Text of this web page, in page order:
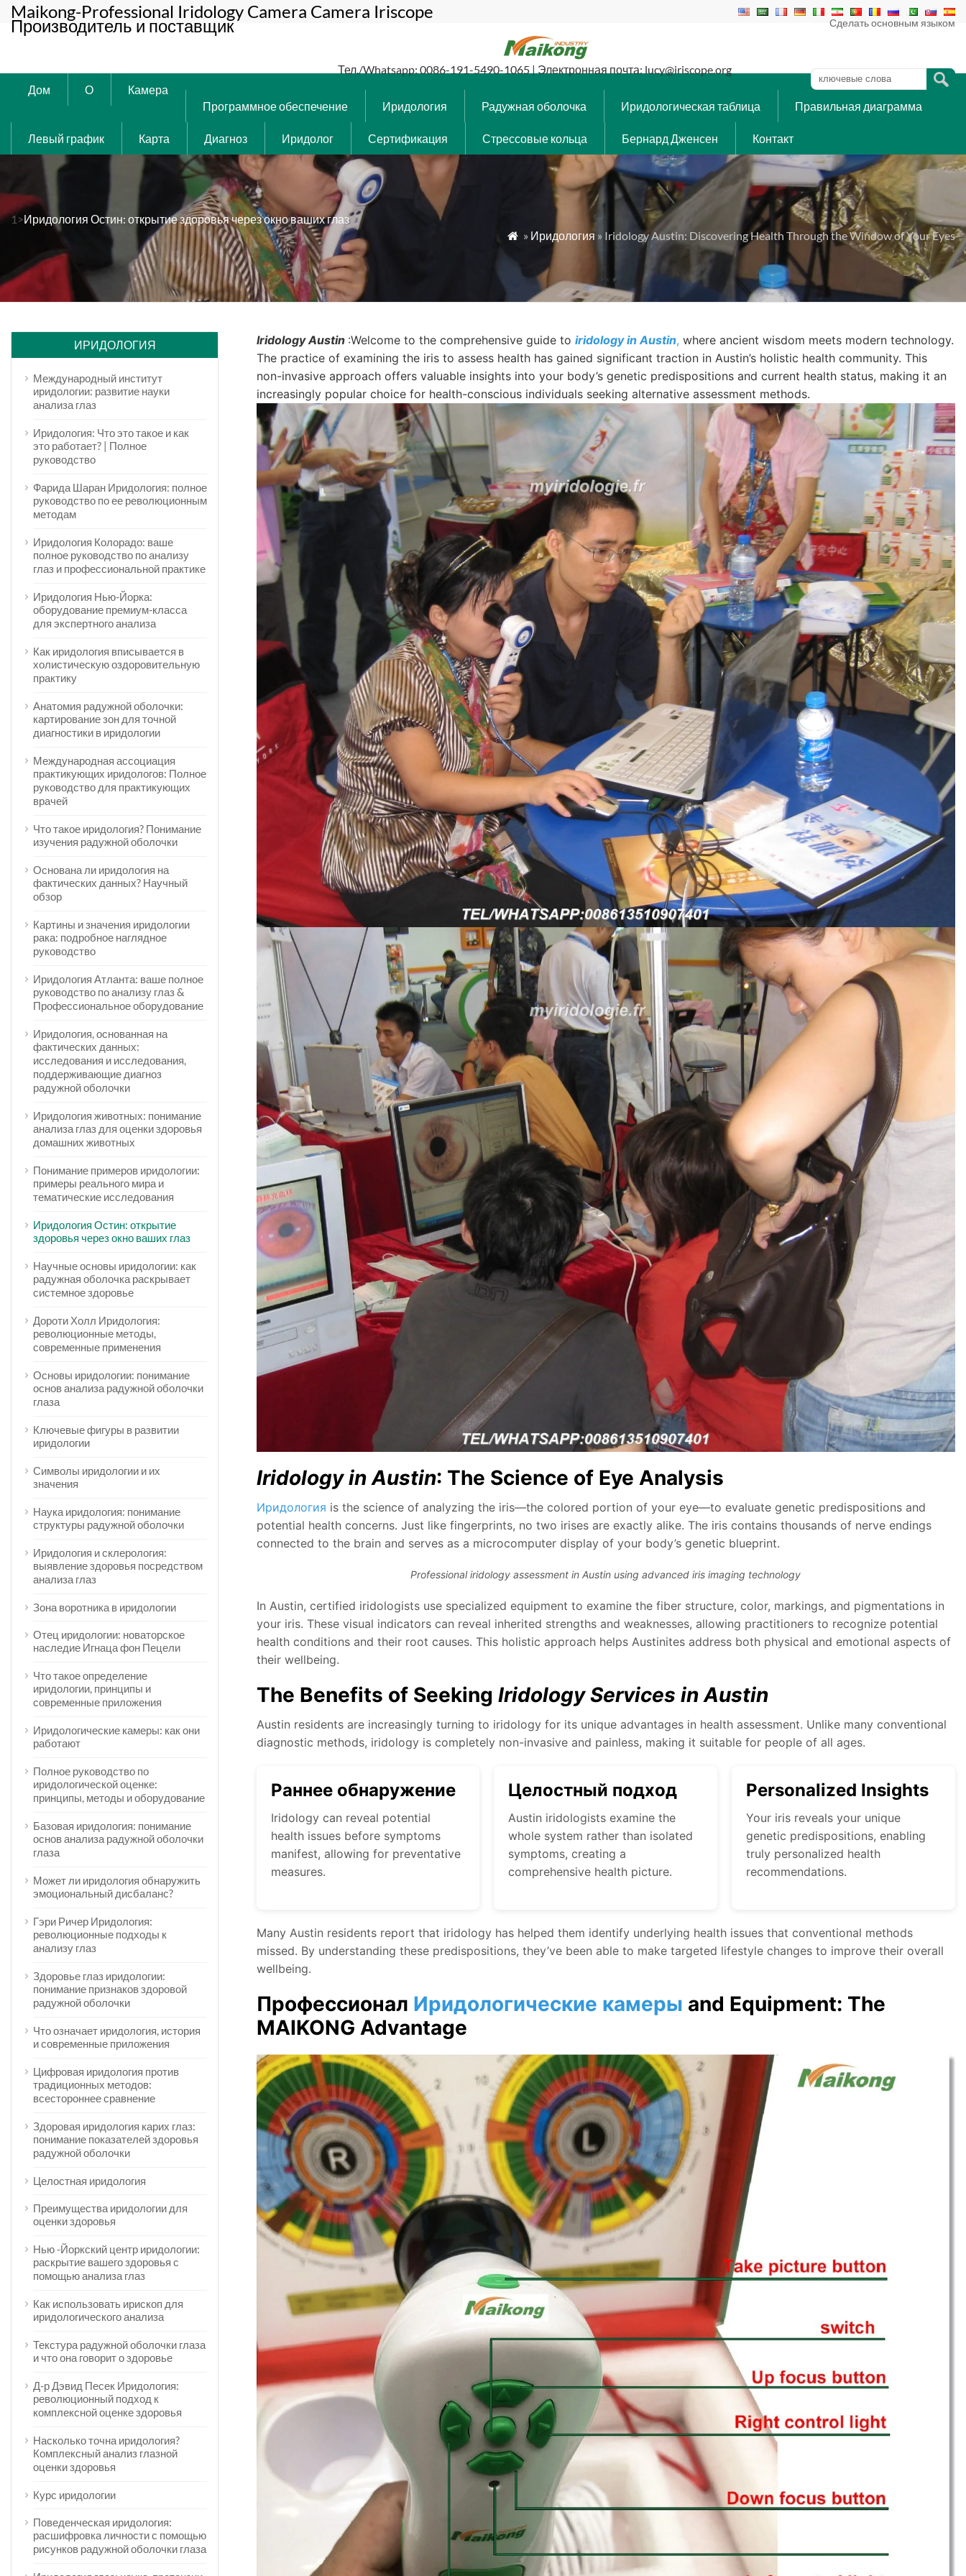
Maikong-Professional Iridology Camera Camera Iriscope
Производитель и поставщик Сделать основным языком
Тел./Whatsapp: 0086-191-5490-1065 | Электронная почта: lucy@iriscope.org
Дом
О
Камера
Программное обеспечение
Иридология Радужная оболочка Иридологическая таблица Правильная диаграмма
Левый график Карта Диагноз Иридолог Сертификация Стрессовые кольца Бернард Дженсен Контакт
1>Иридология Остин: открытие здоровья через окно ваших глаз
 » Иридология » Iridology Austin: Discovering Health Through the Window of Your Eyes
Iridology Austin :Welcome to the comprehensive guide to iridology in Austin, where ancient wisdom meets modern technology.
The practice of examining the iris to assess health has gained significant traction in Austin’s holistic health community. This
non-invasive approach offers valuable insights into your body’s genetic predispositions and current health status, making it an
increasingly popular choice for health-conscious individuals seeking alternative assessment methods.
Iridology in Austin: The Science of Eye Analysis
Иридология is the science of analyzing the iris—the colored portion of your eye—to evaluate genetic predispositions and
potential health concerns. Just like fingerprints, no two irises are exactly alike. The iris contains thousands of nerve endings
connected to the brain and serves as a microcomputer display of your body’s genetic blueprint.
Professional iridology assessment in Austin using advanced iris imaging technology
In Austin, certified iridologists use specialized equipment to examine the fiber structure, color, markings, and pigmentations in
your iris. These visual indicators can reveal inherited strengths and weaknesses, allowing practitioners to recognize potential
health conditions and their root causes. This holistic approach helps Austinites address both physical and emotional aspects of
their wellbeing.
The Benefits of Seeking Iridology Services in Austin
Austin residents are increasingly turning to iridology for its unique advantages in health assessment. Unlike many conventional
diagnostic methods, iridology is completely non-invasive and painless, making it suitable for people of all ages.
Раннее обнаружение
Iridology can reveal potential
health issues before symptoms
manifest, allowing for preventative
measures.
Целостный подход
Austin iridologists examine the
whole system rather than isolated
symptoms, creating a
comprehensive health picture.
Personalized Insights
Your iris reveals your unique
genetic predispositions, enabling
truly personalized health
recommendations.
Many Austin residents report that iridology has helped them identify underlying health issues that conventional methods
missed. By understanding these predispositions, they’ve been able to make targeted lifestyle changes to improve their overall
wellbeing.
Профессионал Иридологические камеры and Equipment: The
MAIKONG Advantage
ИРИДОЛОГИЯ
Международный институт
иридологии: развитие науки
анализа глаз
Иридология: Что это такое и как
это работает? | Полное
руководство
Фарида Шаран Иридология: полное
руководство по ее революционным
методам
Иридология Колорадо: ваше
полное руководство по анализу
глаз и профессиональной практике
Иридология Нью-Йорка:
оборудование премиум-класса
для экспертного анализа
Как иридология вписывается в
холистическую оздоровительную
практику
Анатомия радужной оболочки:
картирование зон для точной
диагностики в иридологии
Международная ассоциация
практикующих иридологов: Полное
руководство для практикующих
врачей
Что такое иридология? Понимание
изучения радужной оболочки
Основана ли иридология на
фактических данных? Научный
обзор
Картины и значения иридологии
рака: подробное наглядное
руководство
Иридология Атланта: ваше полное
руководство по анализу глаз &
Профессиональное оборудование
Иридология, основанная на
фактических данных:
исследования и исследования,
поддерживающие диагноз
радужной оболочки
Иридология животных: понимание
анализа глаз для оценки здоровья
домашних животных
Понимание примеров иридологии:
примеры реального мира и
тематические исследования
Иридология Остин: открытие
здоровья через окно ваших глаз
Научные основы иридологии: как
радужная оболочка раскрывает
системное здоровье
Дороти Холл Иридология:
революционные методы,
современные применения
Основы иридологии: понимание
основ анализа радужной оболочки
глаза
Ключевые фигуры в развитии
иридологии
Символы иридологии и их
значения
Наука иридология: понимание
структуры радужной оболочки
Иридология и склерология:
выявление здоровья посредством
анализа глаз
Зона воротника в иридологии
Отец иридологии: новаторское
наследие Игнаца фон Пецели
Что такое определение
иридологии, принципы и
современные приложения
Иридологические камеры: как они
работают
Полное руководство по
иридологической оценке:
принципы, методы и оборудование
Базовая иридология: понимание
основ анализа радужной оболочки
глаза
Может ли иридология обнаружить
эмоциональный дисбаланс?
Гэри Ричер Иридология:
революционные подходы к
анализу глаз
Здоровье глаз иридологии:
понимание признаков здоровой
радужной оболочки
Что означает иридология, история
и современные приложения
Цифровая иридология против
традиционных методов:
всестороннее сравнение
Здоровая иридология карих глаз:
понимание показателей здоровья
радужной оболочки
Целостная иридология
Преимущества иридологии для
оценки здоровья
Нью -Йоркский центр иридологии:
раскрытие вашего здоровья с
помощью анализа глаз
Как использовать ирископ для
иридологического анализа
Текстура радужной оболочки глаза
и что она говорит о здоровье
Д-р Дэвид Песек Иридология:
революционный подход к
комплексной оценке здоровья
Насколько точна иридология?
Комплексный анализ глазной
оценки здоровья
Курс иридологии
Поведенческая иридология:
расшифровка личности с помощью
рисунков радужной оболочки глаза